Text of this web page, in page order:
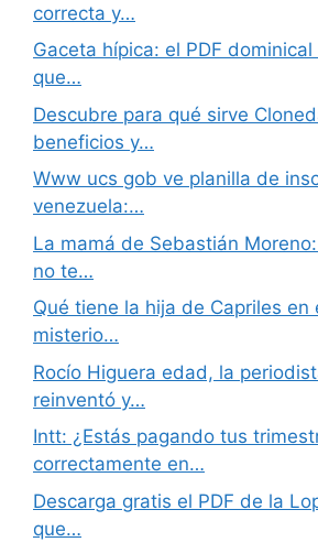
correcta y…
Gaceta hípica: el PDF
que…
Descubre para qué sirve
beneficios y…
Www ucs gob ve planilla de
venezuela:…
La mamá de Sebastián
no te…
Qué tiene la hija de Capriles en
misterio…
Rocío Higuera edad, la
reinventó y…
Intt: ¿Estás pagando tus
correctamente en…
Descarga gratis el PDF de la
que…